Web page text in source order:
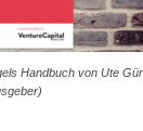
Handbuch von Ute